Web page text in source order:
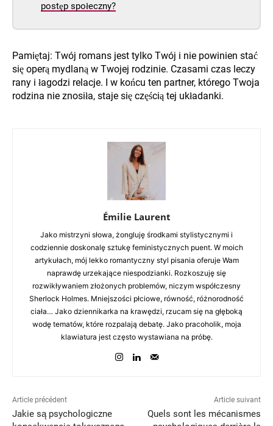
postęp społeczny?
Pamiętaj: Twój romans jest tylko Twój i nie powinien stać
się operą mydlaną w Twojej rodzinie. Czasami czas leczy
rany i łagodzi relacje. I w końcu ten partner, którego Twoja
rodzina nie znosiła, staje się częścią tej układanki.
Émilie Laurent
Jako mistrzyni słowa, żongluję środkami stylistycznymi i
codziennie doskonalę sztukę feministycznych puent. W moich
artykułach, mój lekko romantyczny styl pisania oferuje Wam
naprawdę urzekające niespodzianki. Rozkoszuję się
rozwikływaniem złożonych problemów, niczym współczesny
Sherlock Holmes. Mniejszości płciowe, równość, różnorodność
ciała… Jako dziennikarka na krawędzi, rzucam się na głęboką
wodę tematów, które rozpalają debatę. Jako pracoholik, moja
klawiatura jest często wystawiana na próbę.
Article précédent
Jakie są psychologiczne
Article suivant
Quels sont les mécanismes